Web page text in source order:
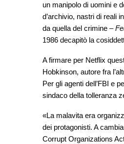
un manipolo di uomini e
d’archivio, nastri di reali
da quella del crimine –
1986 decapitò la
A firmare per Netflix
Hobkinson, autore fra
Per gli agenti dell’FBI e
sindaco della tolleranza
«La malavita era
dei protagonisti. A
Corrupt Organizations